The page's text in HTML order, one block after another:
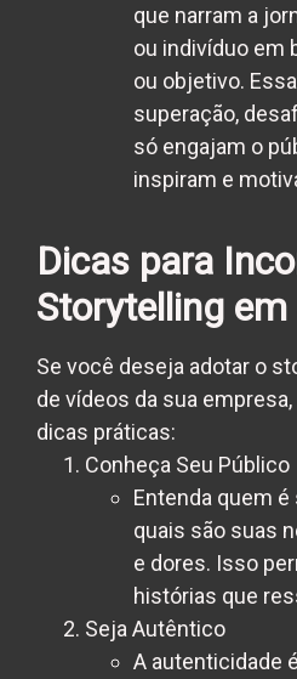
que narram a
ou indivíduo em
ou objetivo.
superação,
só engajam o
inspiram e
Dicas para
Storytelling em
Se você deseja adotar o
de vídeos da sua
dicas práticas:
Conheça Seu Público
Entenda quem
quais são suas
e dores. Isso
histórias que
Seja Autêntico
A autenticidade